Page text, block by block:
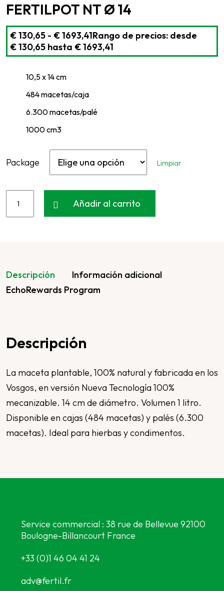
FERTILPOT NT Ø 14
€130,65 - €1693,41Rango de precios: desde
€ 130,65 hasta € 1693,41
10,5 x 14 cm
484 macetas/caja
6.300 macetas/palé
1000 cm3
Package Limpiar
Añadir al carrito
Descripción
Información adicional
EchoRewards Program
Descripción
La maceta plantable, 100% natural y fabricada en los
Vosgos, en versión Nueva Tecnología 100%
mecanizable. 14 cm de diámetro. Volumen 1 litro.
Disponible en cajas (484 macetas) y palés (6.300
macetas). Ideal para hierbas y condimentos.
Service commercial : 38 rue de Bellevue 92100
Boulogne-Billancourt France
+33 (0)1 46 04 41 24
adv@fertil.fr